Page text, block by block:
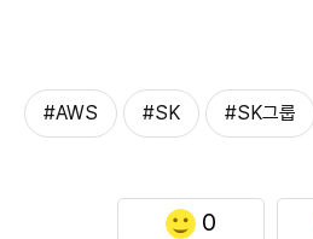
#AWS #SK #SK그룹
0